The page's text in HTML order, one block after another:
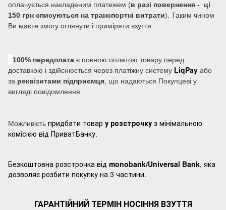
оплачується накладеним платежем (в разі повернення - ці
150 грн списуються на транспортні витрати). Таким чином
Ви маєте змогу оглянути і приміряти взуття.
100% передплата є повною оплатою товару перед
доставкою і здійснюється через платіжну систему LiqPay або
за реквізитами підприємця , що надаються Покупцеві у
вигляді повідомлення.
Можливість придбати товар у розстрочку з мінімальною
комісією від ПриватБанку.
Безкоштовна розстрочка від monobank/Universal Bank, яка
дозволяє розбити покупку на 3 частини.
ГАРАНТІЙНИЙ ТЕРМІН НОСІННЯ ВЗУТТЯ